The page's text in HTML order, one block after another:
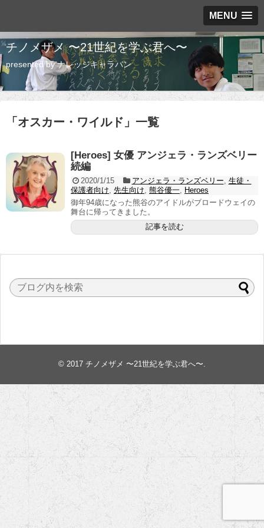
MENU
チノメザメ 〜21世紀を学ぶ君へ〜
presented by ナレッジキャラバン
「 オスカー・ワイルド 」 一覧
[Heroes] 女優 アンジェラ・ランズベリー
続編
2020/1/15 アンジェラ・ランズベリー 生徒・
保護者向け 先生向け 熊谷優一
Heroes
御年94歳になった熊谷のアイドルがブロードウェイの
舞台に帰ってきました。
記事を読む
© 2017 チノメザメ 〜21世紀を学ぶ君へ〜